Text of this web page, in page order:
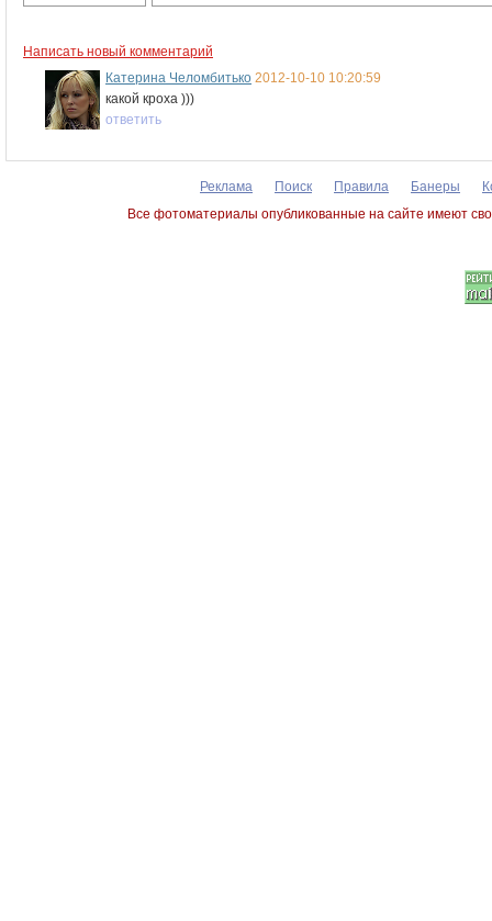
Написать новый комментарий
Катерина Челомбитько 2012-10-10 10:20:59
какой кроха )))
ответить
Реклама Поиск Правила Банеры
Все фотоматериалы опубликованные на сайте имеют